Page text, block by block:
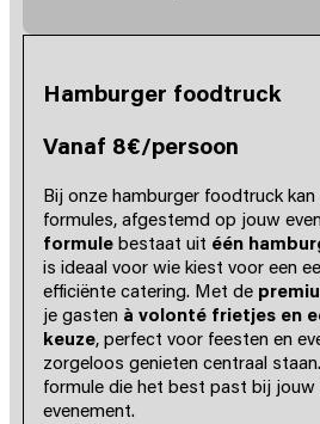
Hamburger foodtruck
Vanaf 8€/persoon
Bij onze hamburger foodtruck
formules, afgestemd op jouw
formulebestaat uit één
is ideaal voor wie kiest voor een
efficiënte catering. Met de
je gasten à volonté frietjes en
keuze, perfect voor feesten en
zorgeloos genieten centraal
formule die het best past bij
evenement.